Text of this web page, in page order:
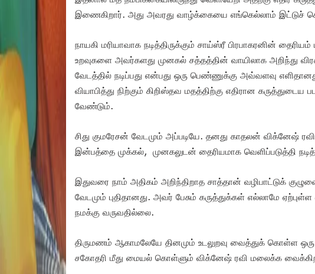
இணைகிறார். அது அவரது வாழ்க்கையை எங்கெல்லாம் இட்டுச்
நாயகி மரியாவாக நடித்திருக்கும் சாய்ஸ்ரீ பிரபாகரனின்
உறவுகளை அவர்களது முனகல் சத்தத்தின் வாயிலாக அறிந்து
வேடத்தில் நடிப்பது என்பது ஒரு பெண்ணுக்கு அவ்வளவு
வியாபித்து நிற்கும் கிறிஸ்தவ மதத்திற்கு எதிரான கருத்துடைய
வேண்டும்.
சிது குமரேசன் வேடமும் அப்படியே. தனது காதலன் விக்னேஷ்
இன்பத்தை முக்கல், முனகலுடன் தைரியமாக வெளிப்படுத்தி
இதுவரை நாம் அதிகம் அறிந்திறாத சாத்தான் வழிபாட்டுக்
வேடமும் புதிதானது. அவர் பேசும் கருத்துக்கள் எல்லாமே
நமக்கு வருவதில்லை.
திருமணம் ஆகாமலேயே தினமும் உடலுறவு வைத்துக் கொள்ள
சகோதரி மீது மையல் கொள்ளும் விக்னேஷ் ரவி மலைக்க